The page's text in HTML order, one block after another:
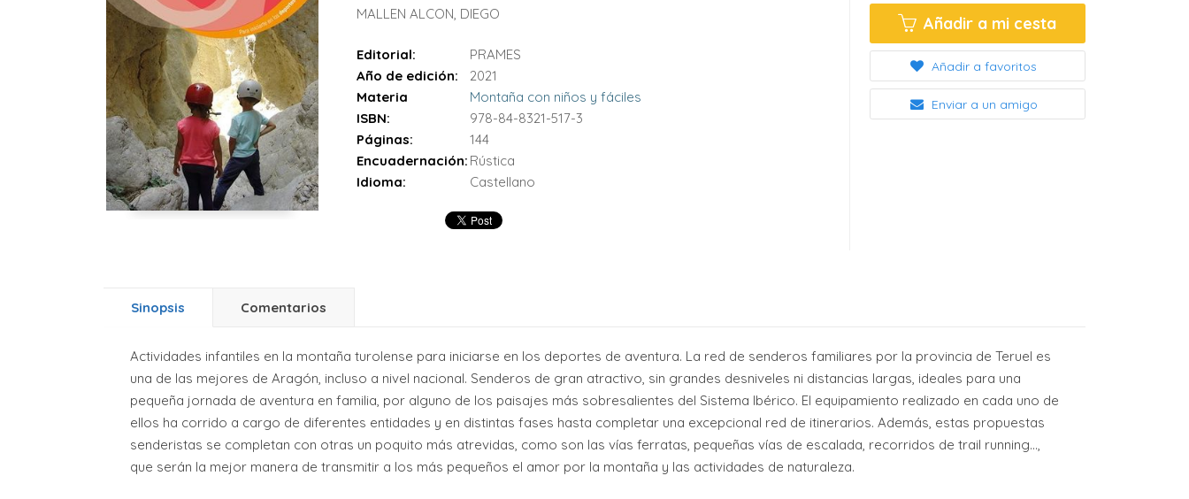
MALLEN ALCON, DIEGO
Editorial:
PRAMES
Año de edición:
2021
Materia
Montaña con niños y fáciles
ISBN:
978-84-8321-517-3
Páginas:
144
Encuadernación: Rústica
Idioma:
Castellano
Añadir a mi cesta
Añadir a favoritos
Enviar a un amigo
Sinopsis Comentarios
Actividades infantiles en la montaña turolense para iniciarse en los deportes de aventura. La red de senderos familiares por la provincia de Teruel es
una de las mejores de Aragón, incluso a nivel nacional. Senderos de gran atractivo, sin grandes desniveles ni distancias largas, ideales para una
pequeña jornada de aventura en familia, por alguno de los paisajes más sobresalientes del Sistema Ibérico. El equipamiento realizado en cada uno de
ellos ha corrido a cargo de diferentes entidades y en distintas fases hasta completar una excepcional red de itinerarios. Además, estas propuestas
senderistas se completan con otras un poquito más atrevidas, como son las vías ferratas, pequeñas vías de escalada, recorridos de trail running...,
que serán la mejor manera de transmitir a los más pequeños el amor por la montaña y las actividades de naturaleza.